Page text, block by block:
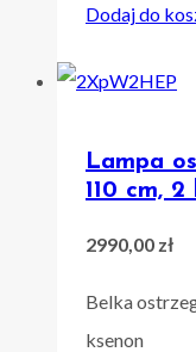
Dodaj do
Lampa
110 cm,
2990,00 zł
Belka
ksenon